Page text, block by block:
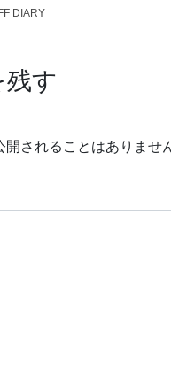
DIARY
残す
開されることはありませ